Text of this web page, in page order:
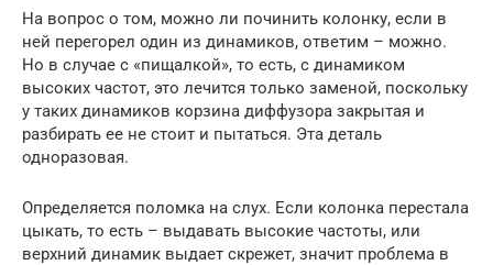
На вопрос о том, можно ли починить колонку, если в
ней перегорел один из динамиков, ответим – можно.
Но в случае с «пищалкой», то есть, с динамиком
высоких частот, это лечится только заменой, поскольку
у таких динамиков корзина диффузора закрытая и
разбирать ее не стоит и пытаться. Эта деталь
одноразовая.
Определяется поломка на слух. Если колонка перестала
цыкать, то есть – выдавать высокие частоты, или
верхний динамик выдает скрежет, значит проблема в